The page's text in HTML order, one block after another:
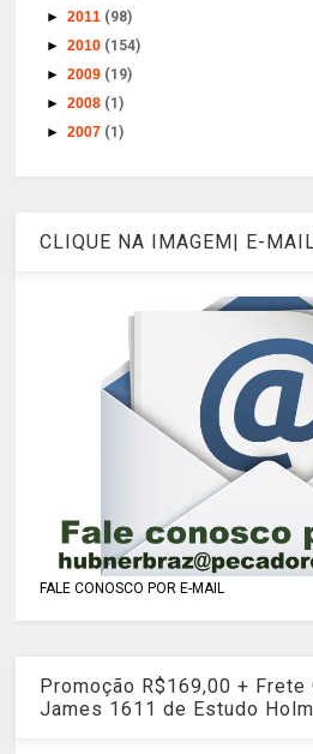
►2011 (98)
►2010 (154)
►2009 (19)
►2008 (1)
►2007 (1)
CLIQUE NA IMAGEM| E-
FALE CONOSCO POR E-MAIL
Promoção R$169,00 +
James 1611 de Estudo